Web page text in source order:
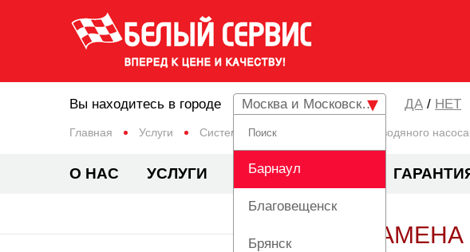
Главная Услуги Система охлаждения Замена водяного насоса
Вы находитесь в городе Москва и Московская область
Барнаул
Благовещенск
Брянск
/ НЕТ
О НАС УСЛУГИ ЦЕНЫ